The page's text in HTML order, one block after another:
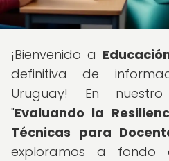
¡Bienvenido a
definitiva de
Uruguay! En
"Evaluando la
Técnicas para
exploramos a fondo